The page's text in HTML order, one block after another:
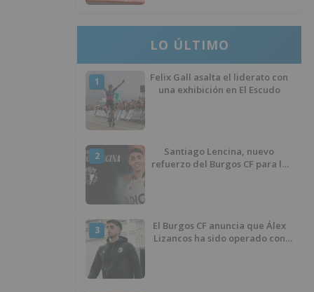
LO ÚLTIMO
1
Felix Gall asalta el liderato con
una exhibición en El Escudo
2
Santiago Lencina, nuevo
refuerzo del Burgos CF para la
3
El Burgos CF anuncia que Álex
Lizancos ha sido operado con